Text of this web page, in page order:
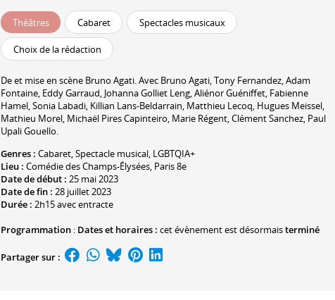
Théâtres Cabaret Spectacles musicaux
Choix de la rédaction
De et mise en scène Bruno Agati. Avec Bruno Agati,Tony Fernandez,Adam
Fontaine, Eddy Garraud, Johanna Golliet Leng,Aliénor Guéniffet, Fabienne
Hamel,Sonia Labadi, Killian Lans-Beldarrain, Matthieu Lecoq, Hugues Meissel,
Mathieu Morel, Michaël Pires Capinteiro, Marie Régent,Clément Sanchez, Paul
Upali Gouello.
Genres : Cabaret, Spectacle musical, LGBTQIA+
Lieu : Comédie des Champs-Élysées, Paris 8e
Date de début : 25 mai 2023
Date de fin : 28 juillet 2023
Durée : 2h15 avec entracte
Programmation : Dates et horaires : cet évènement est désormaisterminé
Partager sur :